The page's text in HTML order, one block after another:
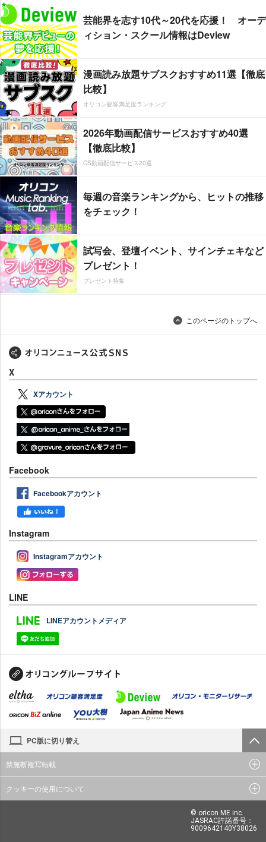
芸能界を志す10代～20代を応援！ オーデ
ィション・スクール情報はDeview
漫画読み放題サブスクおすすめ11選【徹底
比較】
オリコン顧客満足度ランキング
2026年動画配信サービスおすすめ40選
【徹底比較】
CS動画配信サービス20選
毎週の音楽ランキングから、ヒットの推移
をチェック！
試写会、登壇イベント、サインチェキなど
プレゼント！
プレゼント特集
このページのトップへ
X
Xアカウント
Facebook
Facebookアカウント
Instagram
Instagramアカウント
LINE
LINEアカウントメディア
PC版に切り替え
禁無断複写転載
クッキーの使用について
© oricon ME inc.
JASRAC許諾番号：
9009642140Y38026